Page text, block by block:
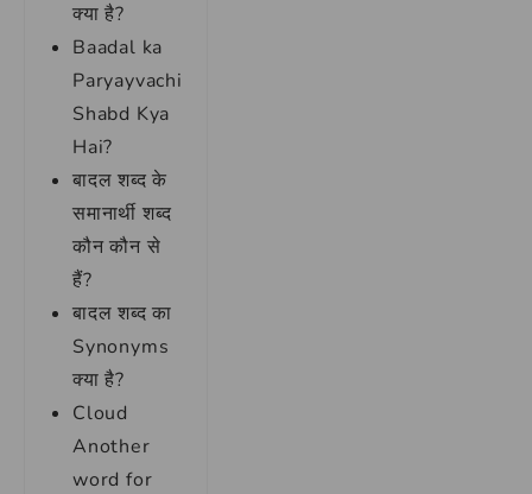
क्या है?
Baadal ka
Paryayvachi
Shabd Kya
Hai?
बादल शब्द के
समानार्थी शब्द
कौन कौन से
हैं?
बादल शब्द का
Synonyms
क्या है?
Cloud
Another
word for